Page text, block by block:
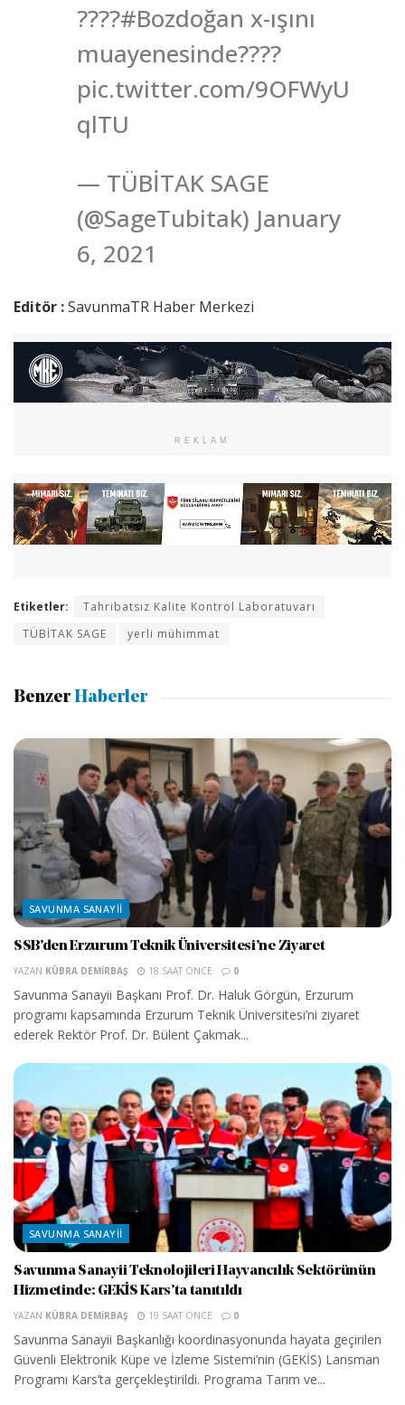
????#Bozdoğan x-ışını
muayenesinde????
pic.twitter.com/9OFWyU
qlTU
— TÜBİTAK SAGE
(@SageTubitak) January
6, 2021
Editör :SavunmaTR Haber Merkezi
REKLAM
Etiketler:
Tahribatsız Kalite Kontrol Laboratuvarı
TÜBİTAK SAGE
yerli mühimmat
Benzer Haberler
SAVUNMA SANAYII
SSB’den Erzurum Teknik Üniversitesi’ne Ziyaret
YAZAN KÜBRA DEMIRBAŞ 18 SAAT ÖNCE 0
Savunma Sanayii Başkanı Prof. Dr. Haluk Görgün, Erzurum
programı kapsamında Erzurum Teknik Üniversitesi’ni ziyaret
ederek Rektör Prof. Dr. Bülent Çakmak...
SAVUNMA SANAYII
Savunma Sanayii Teknolojileri Hayvancılık Sektörünün
Hizmetinde: GEKİS Kars’ta tanıtıldı
YAZAN KÜBRA DEMIRBAŞ 19 SAAT ÖNCE 0
Savunma Sanayii Başkanlığı koordinasyonunda hayata geçirilen
Güvenli Elektronik Küpe ve İzleme Sistemi’nin (GEKİS) Lansman
Programı Kars’ta gerçekleştirildi. Programa Tarım ve...